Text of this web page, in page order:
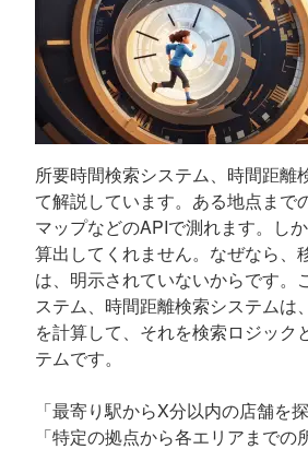
所要時間検索システム、時間距離
て解説しています。ある地点まで
マップなどのAPIで測れます。しか
算出してくれません。なぜなら、
は、明示されていないからです。
ステム、時間距離検索システムは
を計算して、それを検索ロジック
テムです。
「最寄り駅からX分以内の店舗を
「特定の拠点から各エリアまでの